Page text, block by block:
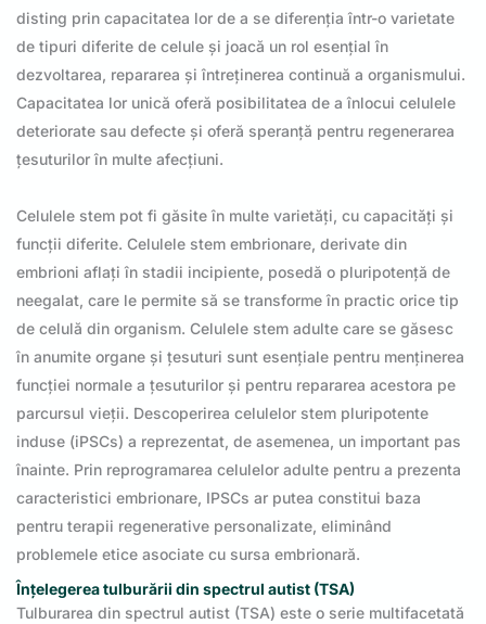
disting prin capacitatea lor de a se diferenția într-o varietate
de tipuri diferite de celule și joacă un rol esențial în
dezvoltarea, repararea și întreținerea continuă a organismului.
Capacitatea lor unică oferă posibilitatea de a înlocui celulele
deteriorate sau defecte și oferă speranță pentru regenerarea
țesuturilor în multe afecțiuni.
Celulele stem pot fi găsite în multe varietăți, cu capacități și
funcții diferite. Celulele stem embrionare, derivate din
embrioni aflați în stadii incipiente, posedă o pluripotență de
neegalat, care le permite să se transforme în practic orice tip
de celulă din organism. Celulele stem adulte care se găsesc
în anumite organe și țesuturi sunt esențiale pentru menținerea
funcției normale a țesuturilor și pentru repararea acestora pe
parcursul vieții. Descoperirea celulelor stem pluripotente
induse (iPSCs) a reprezentat, de asemenea, un important pas
înainte. Prin reprogramarea celulelor adulte pentru a prezenta
caracteristici embrionare, IPSCs ar putea constitui baza
pentru terapii regenerative personalizate, eliminând
problemele etice asociate cu sursa embrionară.
Înțelegerea tulburării din spectrul autist (TSA)
Tulburarea din spectrul autist (TSA) este o serie multifacetată